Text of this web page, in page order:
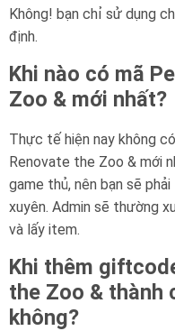
Không! bạn chỉ sử dụng
định.
Khi nào có mã
Zoo & mới nhất?
Thực tế hiện nay không
Renovate the Zoo & mới
game thủ, nên bạn sẽ
xuyên. Admin sẽ thường
và lấy item.
Khi thêm
the Zoo & thành
không?